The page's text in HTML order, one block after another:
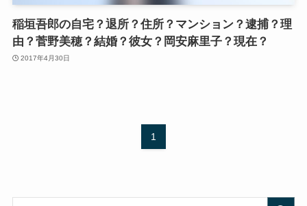
稲垣吾郎の自宅？退所？住所？マンション？逮捕？理
由？菅野美穂？結婚？彼女？岡安麻里子？現在？
2017年4月30日
1